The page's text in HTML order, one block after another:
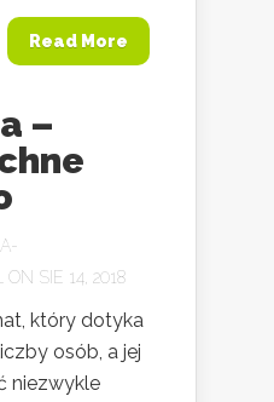
Read More
–
ON SIE 14, 2018
który dotyka
osób, a jej
niezwykle